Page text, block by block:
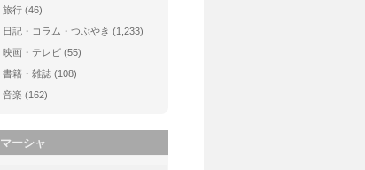
旅行 (46)
日記・コラム・つぶやき (1,233)
映画・テレビ (55)
書籍・雑誌 (108)
音楽 (162)
マーシャ